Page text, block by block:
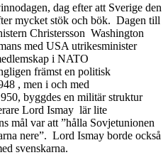
dag efter att Sverige den
mycket stök och bök. Dagen till
Christersson Washington
med USA utrikesminister
i NATO
främst en politisk
, men i och med
byggdes en militär struktur
Lord Ismay lär lite
mål var att ”hålla Sovjetunionen
nere”. Lord Ismay borde också
svenskarna.